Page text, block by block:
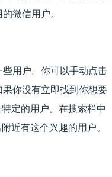
微信用户。
用户。你可以手动点击
你没有立即找到你想要
定的用户。在搜索栏中
近有这个兴趣的用户。